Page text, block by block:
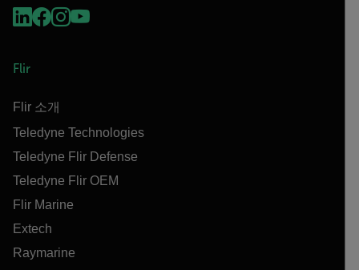
Flir
Flir 소개
Teledyne Technologies
Teledyne Flir Defense
Teledyne Flir OEM
Flir Marine
Extech
Raymarine